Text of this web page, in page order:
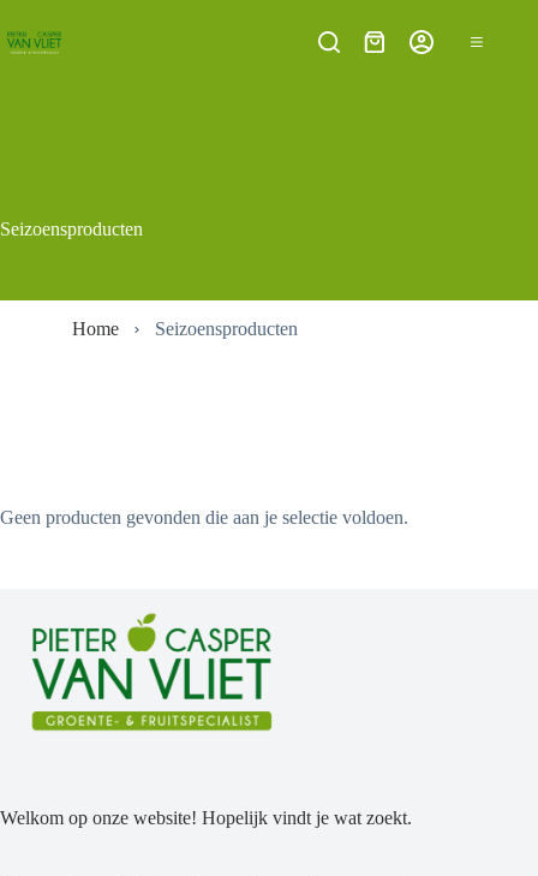
naar
de
Winkelwagen
Seizoensproducten
Home Seizoensproducten
Geen producten gevonden die aan je selectie voldoen.
Welkom op onze website! Hopelijk vindt je wat zoekt.